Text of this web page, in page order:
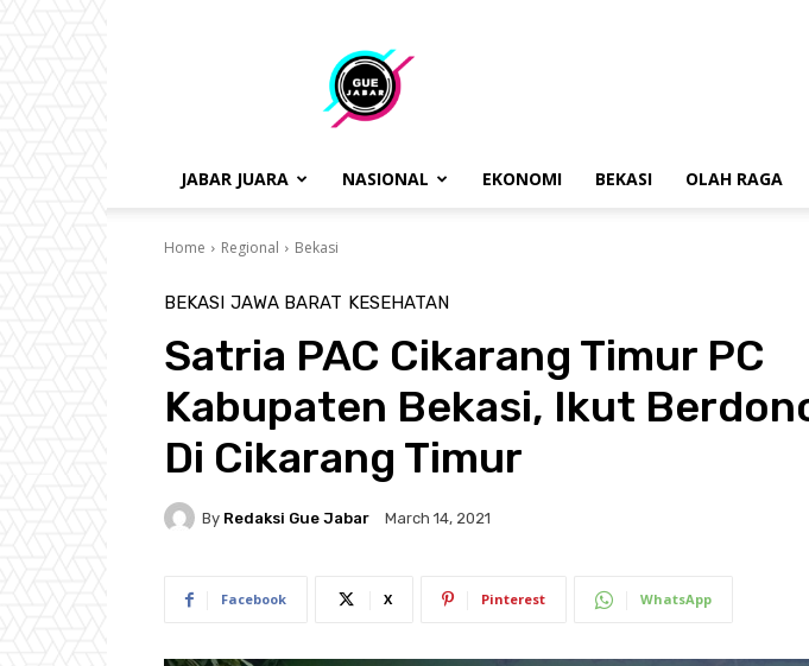
gue
jabar
JABAR JUARA NASIONAL EKONOMI BEKASI OLAH RAGA
Home Regional Bekasi
BEKASI JAWA BARAT KESEHATAN
Satria PAC Cikarang Timur PC
Kabupaten Bekasi, Ikut
Di Cikarang Timur
By Redaksi Gue Jabar March 14, 2021
Facebook X Pinterest WhatsApp